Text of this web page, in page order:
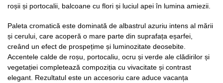
roșii și portocalii, balcoane cu flori și luciul apei în lumina amiezii.
Paleta cromatică este dominată de albastrul azuriu intens al mării
și cerului, care acoperă o mare parte din suprafața eșarfei,
creând un efect de prospețime și luminozitate deosebite.
Accentele calde de roșu, portocaliu, ocru și verde ale clădirilor și
vegetației completează compoziția cu vivacitate și contrast
elegant. Rezultatul este un accesoriu care aduce vacanța